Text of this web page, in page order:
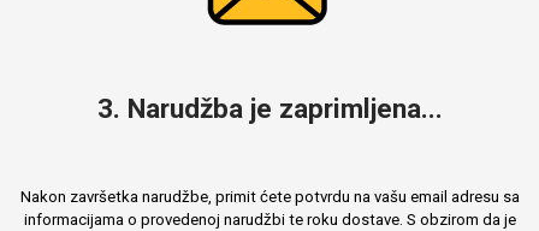
3. Narudžba je zaprimljena...
Nakon završetka narudžbe, primit ćete potvrdu na vašu email adresu sa
informacijama o provedenoj narudžbi te roku dostave. S obzirom da je